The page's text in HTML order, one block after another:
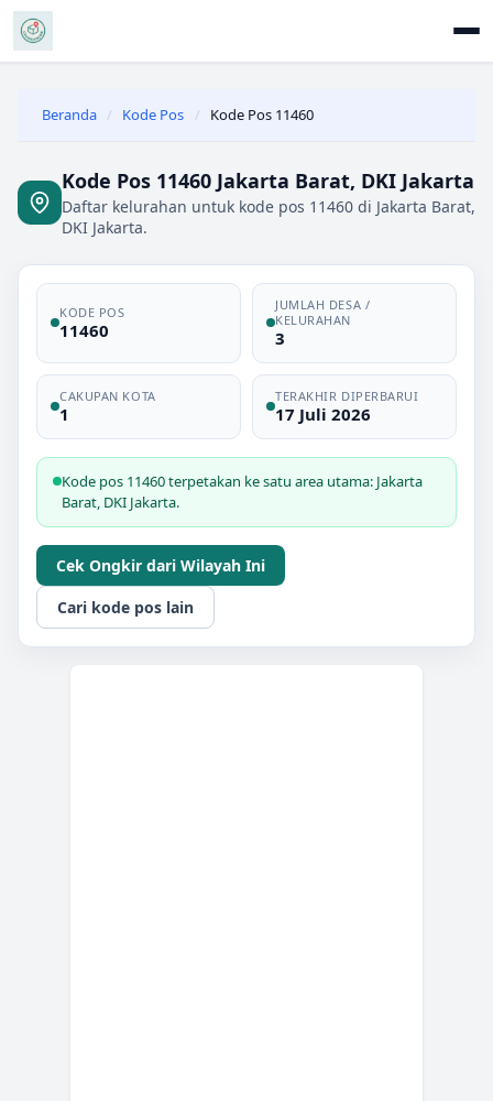
Beranda / Kode Pos / Kode Pos 11460
Kode Pos 11460 Jakarta Barat, DKI Jakarta
Daftar kelurahan untuk kode pos 11460 di Jakarta Barat,
DKI Jakarta.
KODE POS
11460
JUMLAH DESA /
KELURAHAN
3
CAKUPAN KOTA
1
TERAKHIR DIPERBARUI
17 Juli 2026
Kode pos 11460 terpetakan ke satu area utama: Jakarta
Barat, DKI Jakarta.
Cek Ongkir dari Wilayah Ini
Cari kode pos lain